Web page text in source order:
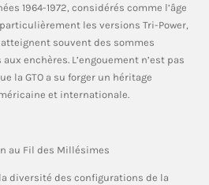
1964-1972, considérés comme l’âge
particulièrement les versions Tri-Power,
atteignent souvent des sommes
enchères. L’engouement n’est pas
la GTO a su forger un héritage
et internationale.
au Fil des Millésimes
diversité des configurations de la